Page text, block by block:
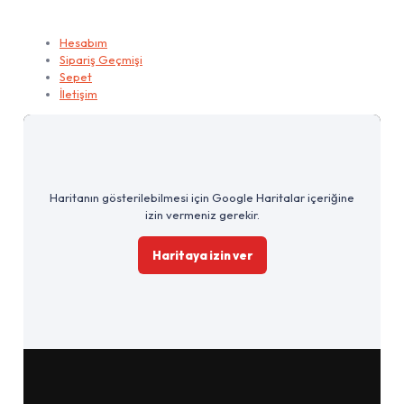
Hesabım
Sipariş Geçmişi
Sepet
İletişim
Haritanın gösterilebilmesi için Google Haritalar içeriğine
izin vermeniz gerekir.
Haritaya izin ver